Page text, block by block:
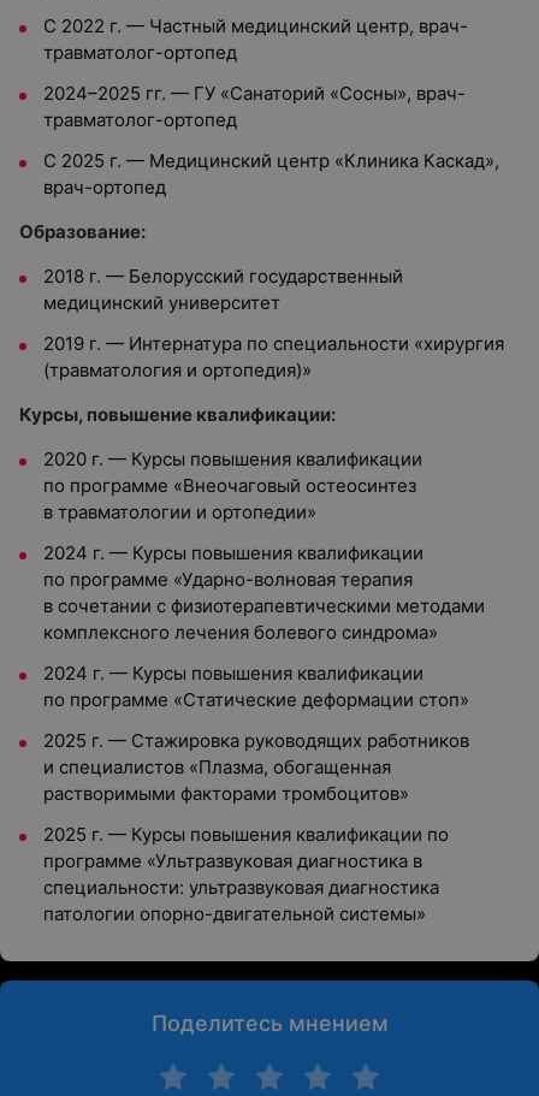
С 2022 г. — Частный медицинский центр, врач-
травматолог-ортопед
2024–2025 гг. — ГУ «Санаторий «Сосны», врач-
травматолог-ортопед
С 2025 г. — Медицинский центр «Клиника Каскад»,
врач-ортопед
Образование:
2018 г. — Белорусский государственный
медицинский университет
2019 г. — Интернатура по специальности «хирургия
(травматология и ортопедия)»
Курсы, повышение квалификации:
2020 г. — Курсы повышения квалификации
по программе «Внеочаговый остеосинтез
в травматологии и ортопедии»
2024 г. — Курсы повышения квалификации
по программе «Ударно-волновая терапия
в сочетании с физиотерапевтическими методами
комплексного лечения болевого синдрома»
2024 г. — Курсы повышения квалификации
по программе «Статические деформации стоп»
2025 г. — Стажировка руководящих работников
и специалистов «Плазма, обогащенная
растворимыми факторами тромбоцитов»
2025 г. — Курсы повышения квалификации по
программе «Ультразвуковая диагностика в
специальности: ультразвуковая диагностика
патологии опорно-двигательной системы»
Поделитесь мнением